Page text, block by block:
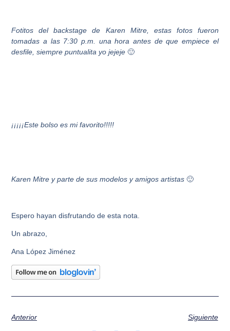
Fotitos del backstage de Karen Mitre, estas fotos fueron
tomadas a las 7:30 p.m. una hora antes de que empiece el
desfile, siempre puntualita yo jejeje🙂
¡¡¡¡¡Este bolso es mi favorito!!!!!
Karen Mitre y parte de sus modelos y amigos artistas 🙂
Espero hayan disfrutando de esta nota.
Un abrazo,
Ana López Jiménez
Anterior Siguiente